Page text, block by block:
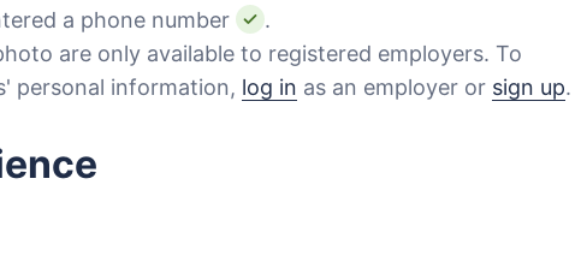
a phone number
.
are only available to registered employers. To
personal information, log in as an employer or sign up.